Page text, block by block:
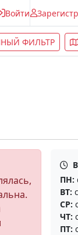
Войти
ФИЛЬТР
ПН:
ВТ:
СР:
ЧТ:
ПТ: